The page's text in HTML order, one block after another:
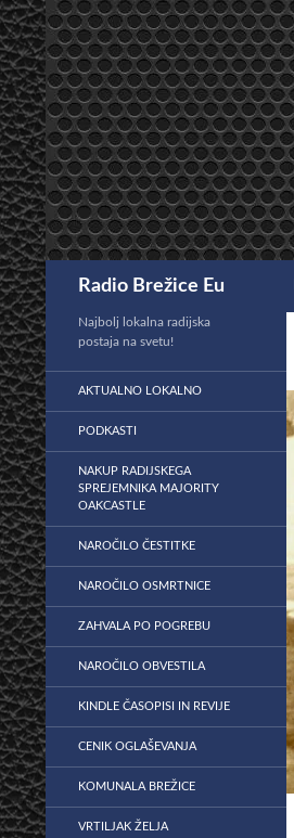
Preskoči
na
vsebino
Radio Brežice Eu
Najbolj lokalna radijska
postaja na svetu!
AKTUALNO LOKALNO
PODKASTI
NAKUP RADIJSKEGA
SPREJEMNIKA MAJORITY
OAKCASTLE
NAROČILO ČESTITKE
NAROČILO OSMRTNICE
ZAHVALA PO POGREBU
NAROČILO OBVESTILA
KINDLE ČASOPISI IN REVIJE
CENIK OGLAŠEVANJA
KOMUNALA BREŽICE
VRTILJAK ŽELJA